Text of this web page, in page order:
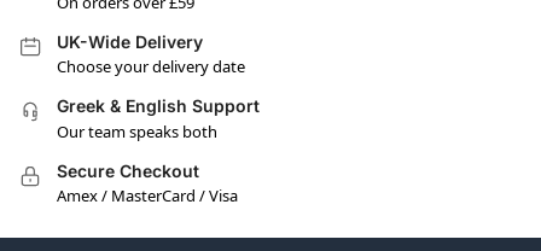
UK-Wide Delivery
Choose your delivery date
Greek & English Support
Our team speaks both
Secure Checkout
Amex / MasterCard / Visa